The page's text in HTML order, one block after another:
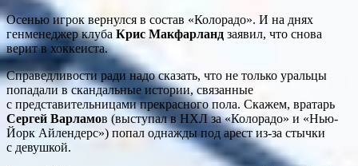
Осенью игрок вернулся в состав «Колорадо». И на днях
генменеджер клуба Крис Макфарланд заявил, что снова
верит в хоккеиста.
Справедливости ради надо сказать, что не только уральцы
попадали в скандальные истории, связанные
с представительницами прекрасного пола. Скажем, вратарь
Сергей Варламов (выступал в НХЛ за «Колорадо» и «Нью-
Йорк Айлендерс») попал однажды под арест из-за стычки
с девушкой.